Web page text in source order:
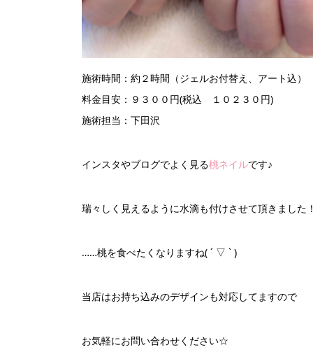
施術時間：約２時間（ジェルお付替え、アート込）
料金目安：９３００円(税込 １０２３０円)
施術担当：下田沢
インスタやブログでよく見る桃ネイルです♪
瑞々しく見えるように水滴も付けさせて頂きました
……桃を食べたくなりますね( ´ ▽ ` )
当店はお持ち込みのデザインも対応してますので
お気軽にお問い合わせください☆